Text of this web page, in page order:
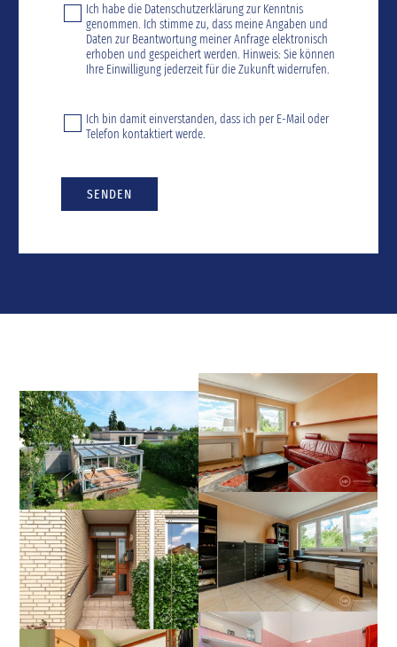
Ich habe die Datenschutzerklärungzur Kenntnis
genommen. Ich stimme zu, dass meine Angaben und
Daten zur Beantwortung meiner Anfrage elektronisch
erhoben und gespeichert werden. Hinweis: Sie können
Ihre Einwilligung jederzeit für die Zukunft widerrufen.
Ich bin damit einverstanden, dass ich per E-Mail oder
Telefon kontaktiert werde.
SENDEN